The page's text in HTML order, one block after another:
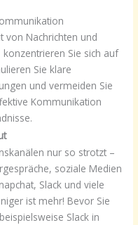
von Nachrichten und
Sie sich auf
Sie klare
und vermeiden Sie
Kommunikation
nur so strotzt –
soziale Medien
Slack und viele
ist mehr! Bevor Sie
Slack in